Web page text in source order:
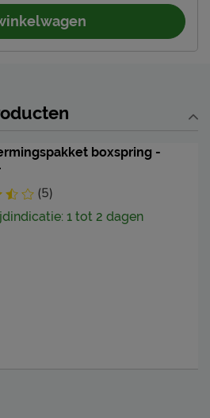
boxspring -
(5)
1 tot 2 dagen